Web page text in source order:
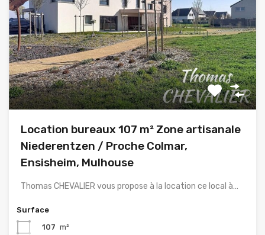
Location bureaux 107 m² Zone artisanale
Niederentzen / Proche Colmar,
Ensisheim, Mulhouse
Thomas CHEVALIER vous propose à la location ce local à…
Surface
107 m²